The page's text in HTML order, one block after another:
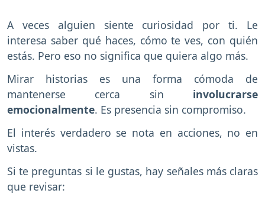
A veces alguien siente curiosidad por ti. Le
interesa saber qué haces, cómo te ves, con quién
estás. Pero eso no significa que quiera algo más.
Mirar historias es una forma cómoda de
mantenerse cerca sin involucrarse
emocionalmente. Es presencia sin compromiso.
El interés verdadero se nota en acciones, no en
vistas.
Si te preguntas si le gustas, hay señales más claras
que revisar: